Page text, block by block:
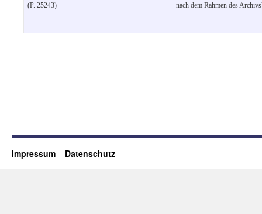
(P. 25243)
nach dem Rahmen des
Impressum Datenschutz